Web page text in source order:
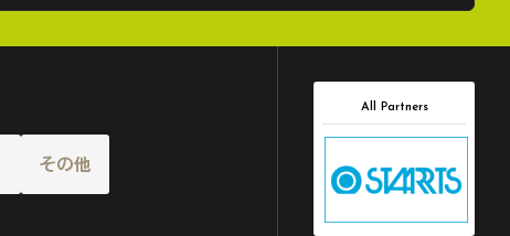
その他
All Partners